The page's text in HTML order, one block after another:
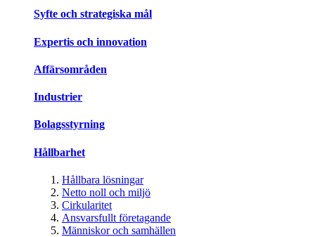
Syfte och strategiska mål
Expertis och innovation
Affärsområden
Industrier
Bolagsstyrning
Hållbarhet
Hållbara lösningar
Netto noll och miljö
Cirkularitet
Ansvarsfullt företagande
Människor och samhällen